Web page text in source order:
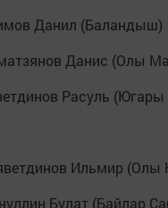
Данил (Баландыш)
Данис (Олы
Расуль
Ильмир
Булат (Байлар